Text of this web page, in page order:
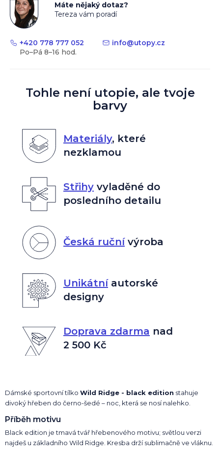
Máte nějaký dotaz?
Tereza vám poradí
+420 778 777 052 info@utopy.cz
Tohle není utopie, ale tvoje
barvy
Materiály, které
nezklamou
Střihyvyladěné do
posledního detailu
Česká ručnívýroba
Unikátníautorské
designy
Doprava zdarma nad
2 500 Kč
Dámské sportovní tílko Wild Ridge - black edition stahuje
divoký hřeben do černo-šedé – noc, která se nosí nalehko.
Příběh motivu
Black edition je tmavá tvář hřebenového motivu; světlou verzi
najdeš u základního Wild Ridge. Kresba drží sublimačně ve vláknu.